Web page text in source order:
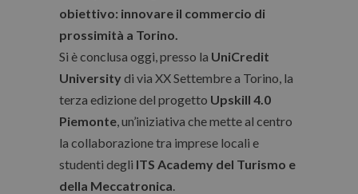
obiettivo: innovare il commercio di
prossimità a Torino.
Si è conclusa oggi, presso la UniCredit
University di via XX Settembre a Torino, la
terza edizione del progetto Upskill 4.0
Piemonte, un’iniziativa che mette al centro
la collaborazione tra imprese locali e
studenti degli ITS Academy del Turismo e
della Meccatronica.